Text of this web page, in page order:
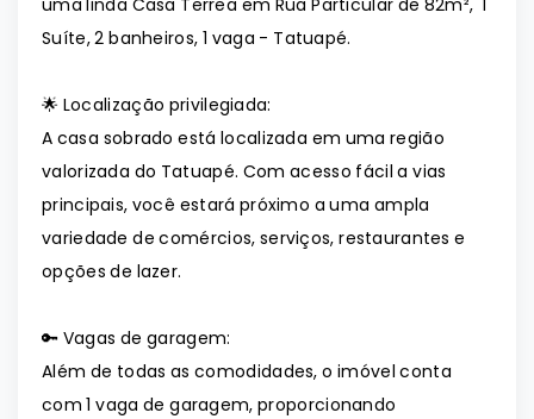
uma linda Casa Terrea em Rua Particular de 82m², 1
Suíte, 2 banheiros, 1 vaga - Tatuapé.
🌟 Localização privilegiada:
A casa sobrado está localizada em uma região
valorizada do Tatuapé. Com acesso fácil a vias
principais, você estará próximo a uma ampla
variedade de comércios, serviços, restaurantes e
opções de lazer.
🔑 Vagas de garagem:
Além de todas as comodidades, o imóvel conta
com 1 vaga de garagem, proporcionando